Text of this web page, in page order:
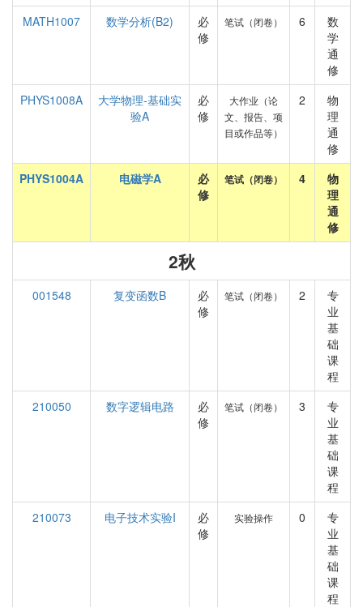
MATH1007
数学分析(B2)
必
修
笔试（闭卷） 6
数
学
通
修
PHYS1008A
大学物理-基础实
验A
必
修
大作业（论
文、报告、项
目或作品等）
2
物
理
通
修
PHYS1004A
电磁学A
必
修
笔试（闭卷） 4
物
理
通
修
2秋
001548 复变函数B
必
修
笔试（闭卷） 2
专
业
基
础
课
程
210050
数字逻辑电路
必
修
笔试（闭卷） 3
专
业
基
础
课
程
210073
电子技术实验I
必
修
实验操作 0
专
业
基
础
课
程